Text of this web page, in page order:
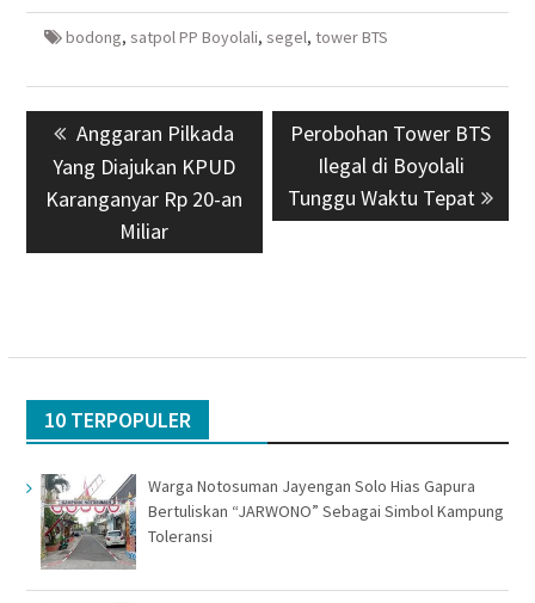
bodong, satpol PP Boyolali, segel, tower BTS
Navigasi
pos Previous
post:
Anggaran Pilkada
Yang Diajukan KPUD
Karanganyar Rp 20-an
Miliar
Next
post:
Perobohan Tower BTS
Ilegal di Boyolali
Tunggu Waktu Tepat
10 TERPOPULER
Warga Notosuman Jayengan Solo Hias Gapura
Bertuliskan “JARWONO” Sebagai Simbol Kampung
Toleransi